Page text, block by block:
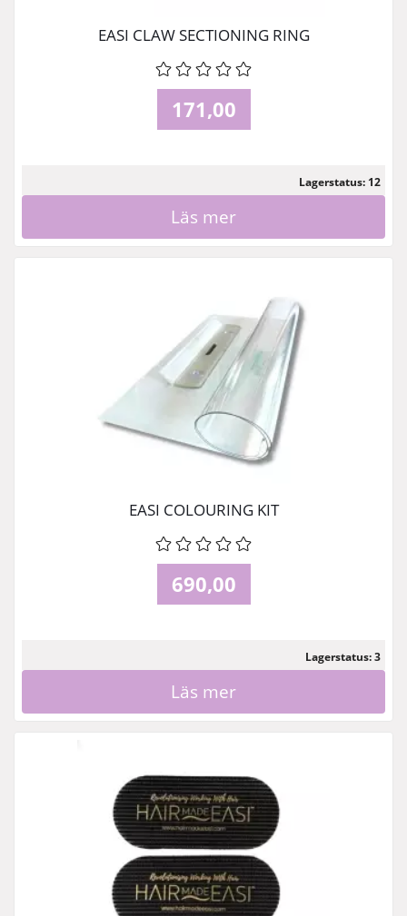
EASI CLAW SECTIONING RING
171,00
Lagerstatus: 12
Läs mer
EASI COLOURING KIT
690,00
Lagerstatus: 3
Läs mer